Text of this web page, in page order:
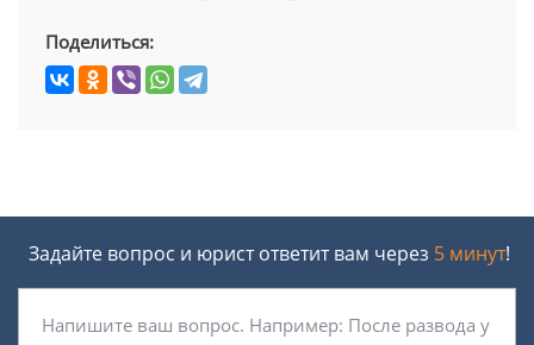
Поделиться:
Задайте вопрос и юрист ответит вам через 5 минут!